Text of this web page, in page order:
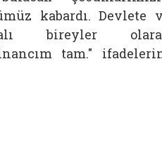
kabardı. Devlete
bireyler
tam."